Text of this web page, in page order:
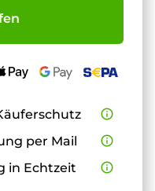
info_outline
per Mail
info_outline
in Echtzeit info_outline